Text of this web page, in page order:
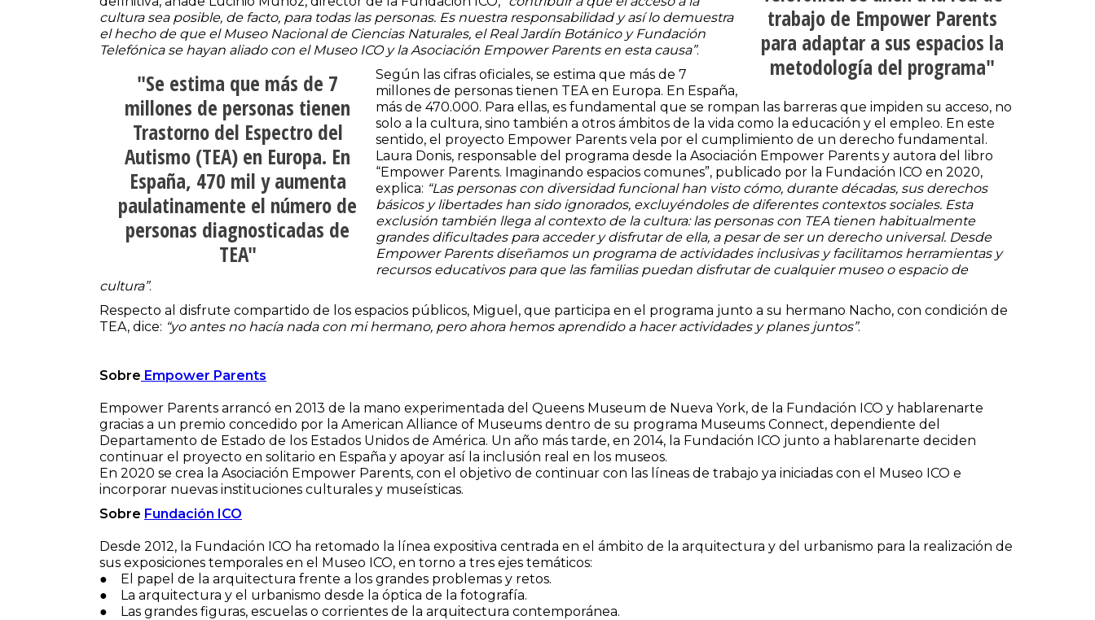
trabajo de Empower Parents
para adaptar a sus espacios la
metodología del programa
cultura sea posible, de facto, para todas las personas. Es nuestra responsabilidad y así lo demuestra
el hecho de que el Museo Nacional de Ciencias Naturales, el Real Jardín Botánico y Fundación
Telefónica se hayan aliado con el Museo ICO y la Asociación Empower Parents en esta causa”.
Se estima que más de 7
millones de personas tienen
Trastorno del Espectro del
Autismo (TEA) en Europa. En
España, 470 mil y aumenta
paulatinamente el número de
personas diagnosticadas de
TEA
Según las cifras oficiales, se estima que más de 7
millones de personas tienen TEA en Europa. En España,
más de 470.000. Para ellas, es fundamental que se rompan las barreras que impiden su acceso, no
solo a la cultura, sino también a otros ámbitos de la vida como la educación y el empleo. En este
sentido, el proyecto Empower Parents vela por el cumplimiento de un derecho fundamental.
Laura Donis, responsable del programa desde la Asociación Empower Parents y autora del libro
“Empower Parents. Imaginando espacios comunes”, publicado por la Fundación ICO en 2020,
explica: “Las personas con diversidad funcional han visto cómo, durante décadas, sus derechos
básicos y libertades han sido ignorados, excluyéndoles de diferentes contextos sociales. Esta
exclusión también llega al contexto de la cultura: las personas con TEA tienen habitualmente
grandes dificultades para acceder y disfrutar de ella, a pesar de ser un derecho universal. Desde
Empower Parents diseñamos un programa de actividades inclusivas y facilitamos herramientas y
recursos educativos para que las familias puedan disfrutar de cualquier museo o espacio de
cultura”.
Respecto al disfrute compartido de los espacios públicos, Miguel, que participa en el programa junto a su hermano Nacho, con condición de
TEA, dice: “yo antes no hacía nada con mi hermano, pero ahora hemos aprendido a hacer actividades y planes juntos”.
Sobre Empower Parents
Empower Parents arrancó en 2013 de la mano experimentada del Queens Museum de Nueva York, de la Fundación ICO y hablarenarte
gracias a un premio concedido por la American Alliance of Museums dentro de su programa Museums Connect, dependiente del
Departamento de Estado de los Estados Unidos de América. Un año más tarde, en 2014, la Fundación ICO junto a hablarenarte deciden
continuar el proyecto en solitario en España y apoyar así la inclusión real en los museos.
En 2020 se crea la Asociación Empower Parents, con el objetivo de continuar con las líneas de trabajo ya iniciadas con el Museo ICO e
incorporar nuevas instituciones culturales y museísticas.
Sobre Fundación ICO
Desde 2012, la Fundación ICO ha retomado la línea expositiva centrada en el ámbito de la arquitectura y del urbanismo para la realización de
sus exposiciones temporales en el Museo ICO, en torno a tres ejes temáticos:
● El papel de la arquitectura frente a los grandes problemas y retos.
● La arquitectura y el urbanismo desde la óptica de la fotografía.
● Las grandes figuras, escuelas o corrientes de la arquitectura contemporánea.